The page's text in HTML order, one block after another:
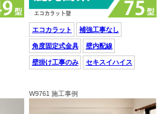
エコカラット 補強工事なし
角度固定式金具 壁内配線
壁掛け工事のみ セキスイハイス
W9761 施工事例